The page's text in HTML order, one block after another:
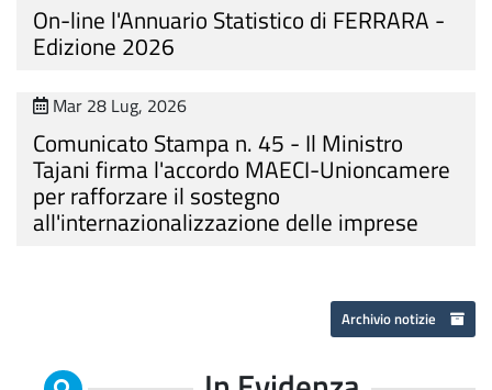
On-line l'Annuario Statistico di FERRARA -
Edizione 2026
Mar 28 Lug, 2026
Comunicato Stampa n. 45 - Il Ministro
Tajani firma l'accordo MAECI-Unioncamere
per rafforzare il sostegno
all'internazionalizzazione delle imprese
Archivio notizie